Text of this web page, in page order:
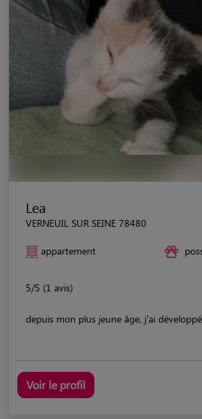
Lea
VERNEUIL SUR SEINE 78480
appartement
5/5 (1 avis)
depuis mon plus jeune âge, j'ai
Voir le profil